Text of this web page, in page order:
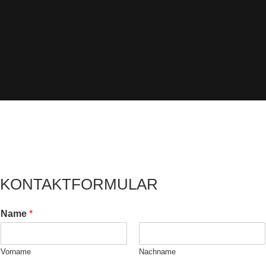
KONTAKTFORMULAR
Name *
Vorname Nachname